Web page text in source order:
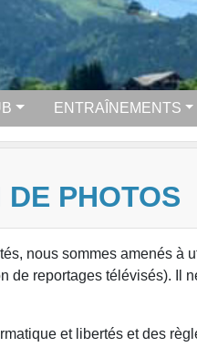
ENTRAÎNEMENTS
PHOTOS
nous sommes amenés à
de reportages télévisés). Il
et libertés et des